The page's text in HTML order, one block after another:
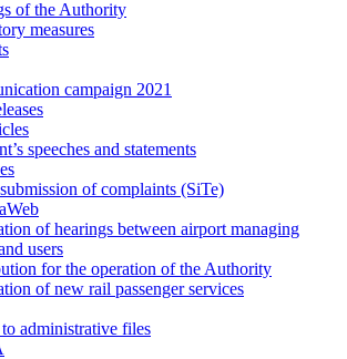
of the Authority
measures
campaign 2021
speeches and statements
of complaints (SiTe)
of hearings between airport managing
users
for the operation of the Authority
of new rail passenger services
administrative files